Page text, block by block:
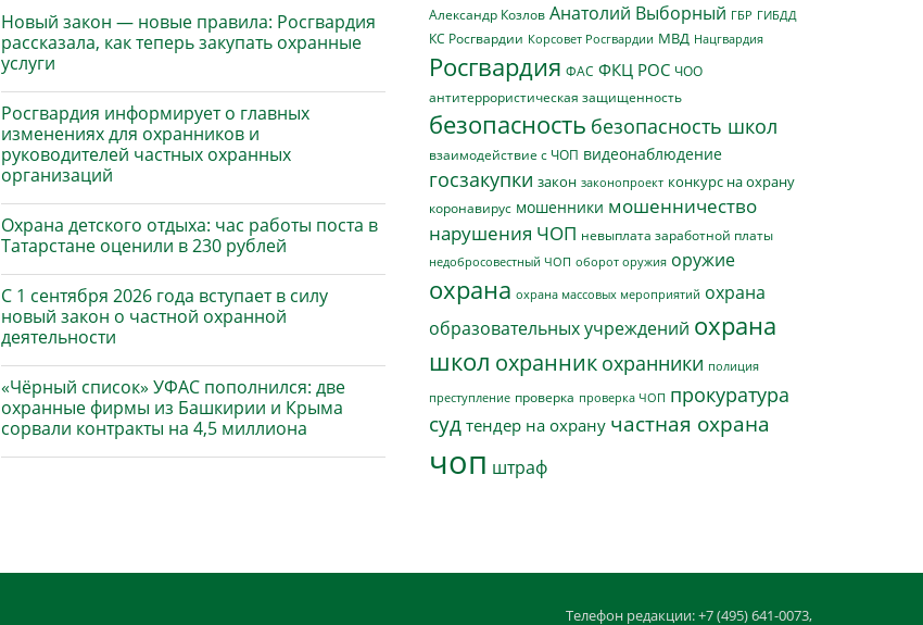
Новый закон — новые правила: Росгвардия
рассказала, как теперь закупать охранные
услуги
Росгвардия информирует о главных
изменениях для охранников и
руководителей частных охранных
организаций
Охрана детского отдыха: час работы поста в
Татарстане оценили в 230 рублей
С 1 сентября 2026 года вступает в силу
новый закон о частной охранной
деятельности
«Чёрный список» УФАС пополнился: две
охранные фирмы из Башкирии и Крыма
сорвали контракты на 4,5 миллиона
Александр Козлов Анатолий Выборный ГБР ГИБДД
КС Росгвардии Корсовет Росгвардии МВД Нацгвардия
Росгвардия ФАС ФКЦ РОС ЧОО
антитеррористическая защищенность
безопасность безопасность школ
взаимодействие с ЧОП видеонаблюдение
госзакупки закон законопроект конкурс на охрану
коронавирус мошенники мошенничество
нарушения ЧОП невыплата заработной платы
недобросовестный ЧОП оборот оружия оружие
охрана охрана массовых мероприятий охрана
образовательных учреждений охрана
школ охранник охранники полиция
преступление проверка проверка ЧОП прокуратура
суд тендер на охрану частная охрана
чоп штраф
Телефон редакции: +7 (495) 641-0073,